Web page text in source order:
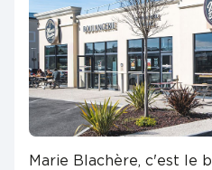
Marie Blachère, c'est le